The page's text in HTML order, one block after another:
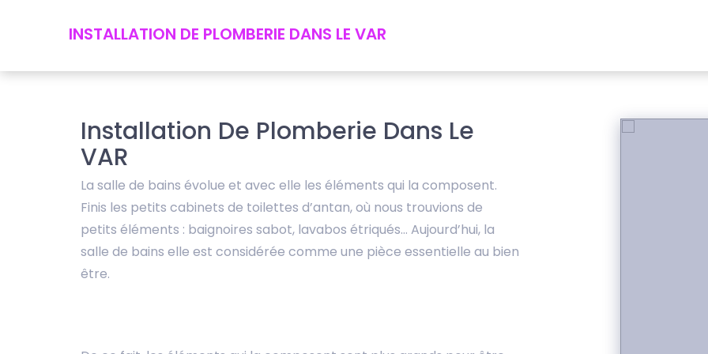
INSTALLATION DE PLOMBERIE DANS LE VAR
Installation De Plomberie Dans Le
VAR
La salle de bains évolue et avec elle les éléments qui la composent.
Finis les petits cabinets de toilettes d’antan, où nous trouvions de
petits éléments : baignoires sabot, lavabos étriqués… Aujourd’hui, la
salle de bains elle est considérée comme une pièce essentielle au bien
être.